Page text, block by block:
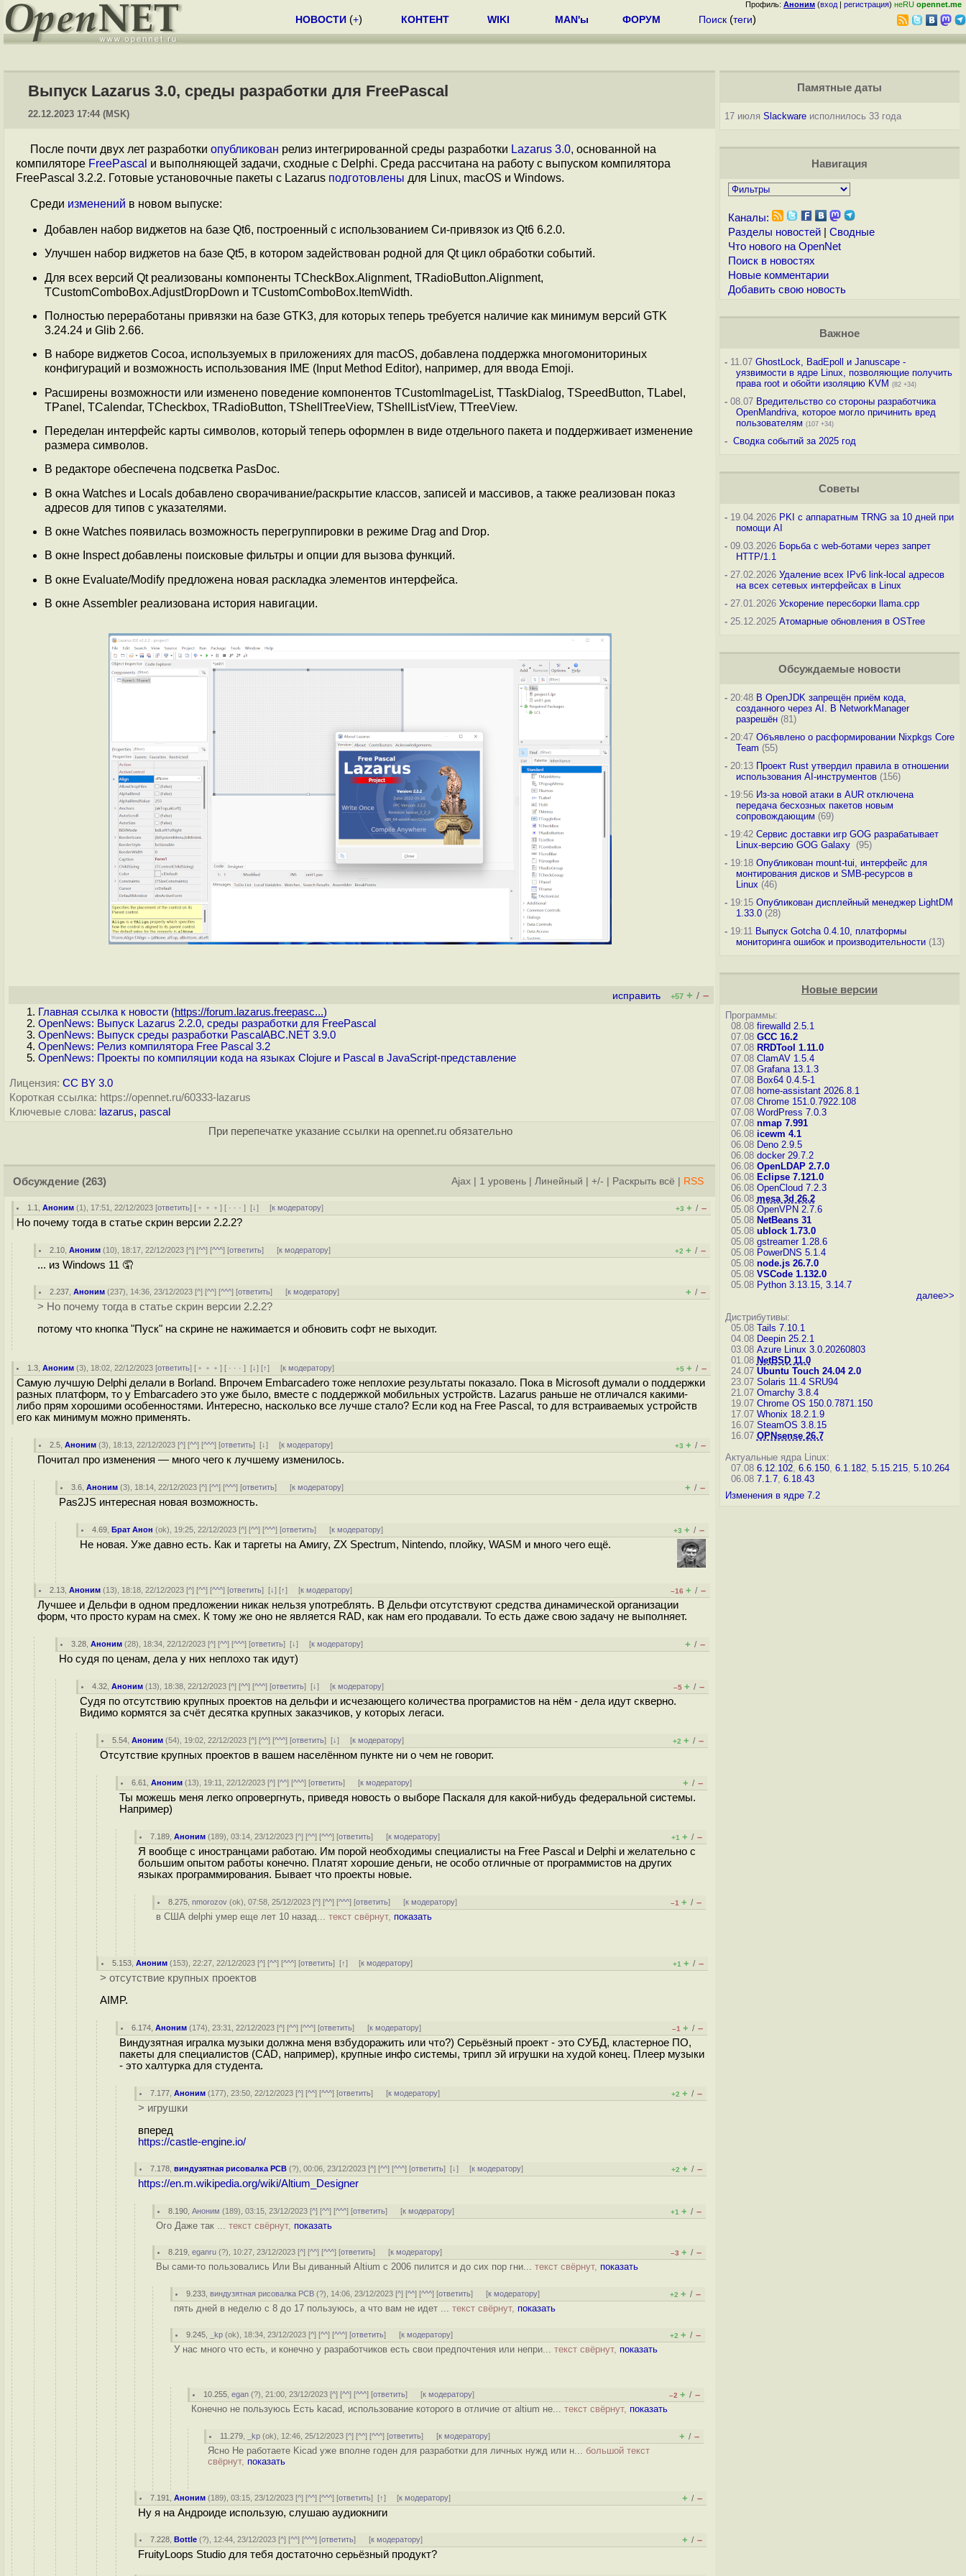
Профиль: Аноним (вход | регистрация) неRU opennet.me
НОВОСТИ (+) КОНТЕНТ WIKI MAN'ы ФОРУМ Поиск (теги)
Выпуск Lazarus 3.0, среды разработки для FreePascal
22.12.2023 17:44 (MSK)
После почти двух лет разработки опубликован релиз интегрированной среды разработки Lazarus 3.0, основанной на
компиляторе FreePascal и выполняющей задачи, сходные с Delphi. Среда рассчитана на работу с выпуском компилятора
FreePascal 3.2.2. Готовые установочные пакеты с Lazarus подготовлены для Linux, macOS и Windows.
Среди изменений в новом выпуске:
Добавлен набор виджетов на базе Qt6, построенный с использованием Си-привязок из Qt6 6.2.0.
Улучшен набор виджетов на базе Qt5, в котором задействован родной для Qt цикл обработки событий.
Для всех версий Qt реализованы компоненты TCheckBox.Alignment, TRadioButton.Alignment,
TCustomComboBox.AdjustDropDown и TCustomComboBox.ItemWidth.
Полностью переработаны привязки на базе GTK3, для которых теперь требуется наличие как минимум версий GTK
3.24.24 и Glib 2.66.
В наборе виджетов Cocoa, используемых в приложениях для macOS, добавлена поддержка многомониториных
конфигураций и возможность использования IME (Input Method Editor), например, для ввода Emoji.
Расширены возможности или изменено поведение компонентов TCustomImageList, TTaskDialog, TSpeedButton, TLabel,
TPanel, TCalendar, TCheckbox, TRadioButton, TShellTreeView, TShellListView, TTreeView.
Переделан интерфейс карты символов, который теперь оформлен в виде отдельного пакета и поддерживает изменение
размера символов.
В редакторе обеспечена подсветка PasDoc.
В окна Watches и Locals добавлено сворачивание/раскрытие классов, записей и массивов, а также реализован показ
адресов для типов с указателями.
В окне Watches появилась возможность перегруппировки в режиме Drag and Drop.
В окне Inspect добавлены поисковые фильтры и опции для вызова функций.
В окне Evaluate/Modify предложена новая раскладка элементов интерфейса.
В окне Assembler реализована история навигации.
исправить +57 + / –
Главная ссылка к новости (https://forum.lazarus.freepasc...)
OpenNews: Выпуск Lazarus 2.2.0, среды разработки для FreePascal
OpenNews: Выпуск среды разработки PascalABC.NET 3.9.0
OpenNews: Релиз компилятора Free Pascal 3.2
OpenNews: Проекты по компиляции кода на языках Clojure и Pascal в JavaScript-представление
Лицензия: CC BY 3.0
Короткая ссылка: https://opennet.ru/60333-lazarus
Ключевые слова: lazarus, pascal
При перепечатке указание ссылки на opennet.ru обязательно
Обсуждение (263) Ajax 1 уровень Линейный +/- Раскрыть всё RSS
1.1 ,Аноним (1), 17:51, 22/12/2023 [ответить] [ ﹢﹢﹢] [ · · ·][↓] [к модератору] +3 + / –
Но почему тогда в статье скрин версии 2.2.2?
2.10 ,Аноним (10), 18:17, 22/12/2023 [^] [^^] [^^^] [ответить] [к модератору] +2 + / –
... из Windows 11 🤦
2.237 ,Аноним (237), 14:36, 23/12/2023 [^] [^^] [^^^] [ответить] [к модератору] + / –
> Но почему тогда в статье скрин версии 2.2.2?
потому что кнопка "Пуск" на скрине не нажимается и обновить софт не выходит.
1.3 ,Аноним (3), 18:02, 22/12/2023 [ответить] [ ﹢﹢﹢] [ · · ·][↓] [↑] [к модератору] +5 + / –
Самую лучшую Delphi делали в Borland. Впрочем Embarcadero тоже неплохие результаты показало. Пока в Microsoft думали о поддержки
разных платформ, то у Embarcadero это уже было, вместе с поддержкой мобильных устройств. Lazarus раньше не отличался какими-
либо прям хорошими особенностями. Интересно, насколько все лучше стало? Если код на Free Pascal, то для встраиваемых устройств
его как минимум можно применять.
2.5 ,Аноним (3), 18:13, 22/12/2023 [^] [^^] [^^^] [ответить][↓] [к модератору] +3 + / –
Почитал про изменения — много чего к лучшему изменилось.
3.6 ,Аноним (3), 18:14, 22/12/2023 [^] [^^] [^^^] [ответить] [к модератору] + / –
Pas2JS интересная новая возможность.
4.69 ,Брат Анон (ok), 19:25, 22/12/2023 [^] [^^] [^^^] [ответить] [к модератору] +3 + / –
Не новая. Уже давно есть. Как и таргеты на Амигу, ZX Spectrum, Nintendo, плойку, WASM и много чего ещё.
2.13 ,Аноним (13), 18:18, 22/12/2023 [^] [^^] [^^^] [ответить][↓] [↑] [к модератору] –16 + / –
Лучшее и Дельфи в одном предложении никак нельзя употреблять. В Дельфи отсутствуют средства динамической организации
форм, что просто курам на смех. К тому же оно не является RAD, как нам его продавали. То есть даже свою задачу не выполняет.
3.28 ,Аноним (28), 18:34, 22/12/2023 [^] [^^] [^^^] [ответить][↓] [к модератору] + / –
Но судя по ценам, дела у них неплохо так идут)
4.32 ,Аноним (13), 18:38, 22/12/2023 [^] [^^] [^^^] [ответить][↓] [к модератору] –5 + / –
Судя по отсутствию крупных проектов на дельфи и исчезающего количества програмистов на нём - дела идут скверно.
Видимо кормятся за счёт десятка крупных заказчиков, у которых легаси.
5.54 ,Аноним (54), 19:02, 22/12/2023 [^] [^^] [^^^] [ответить][↓] [к модератору] +2 + / –
Отсутствие крупных проектов в вашем населённом пункте ни о чем не говорит.
6.61 ,Аноним (13), 19:11, 22/12/2023 [^] [^^] [^^^] [ответить] [к модератору] + / –
Ты можешь меня легко опровергнуть, приведя новость о выборе Паскаля для какой-нибудь федеральной системы.
Например)
7.189 ,Аноним (189), 03:14, 23/12/2023 [^] [^^] [^^^] [ответить] [к модератору] +1 + / –
Я вообще с иностранцами работаю. Им порой необходимы специалисты на Free Pascal и Delphi и желательно с
большим опытом работы конечно. Платят хорошие деньги, не особо отличные от программистов на других
языках программирования. Бывает что проекты новые.
8.275 ,nmorozov (ok), 07:58, 25/12/2023 [^] [^^] [^^^] [ответить] [к модератору] –1 + / –
в США delphi умер еще лет 10 назад... текст свёрнут, показать
5.153 ,Аноним (153), 22:27, 22/12/2023 [^] [^^] [^^^] [ответить][↑] [к модератору] +1 + / –
> отсутствие крупных проектов
AIMP.
6.174 ,Аноним (174), 23:31, 22/12/2023 [^] [^^] [^^^] [ответить] [к модератору] –1 + / –
Виндузятная игралка музыки должна меня взбудоражить или что?) Серьёзный проект - это СУБД, кластерное ПО,
пакеты для специалистов (CAD, например), крупные инфо системы, трипл эй игрушки на худой конец. Плеер музыки
- это халтурка для студента.
7.177 ,Аноним (177), 23:50, 22/12/2023 [^] [^^] [^^^] [ответить] [к модератору] +2 + / –
> игрушки
вперед
https://castle-engine.io/
7.178 ,виндузятная рисовалка PCB (?), 00:06, 23/12/2023 [^] [^^] [^^^] [ответить][↓] [к модератору] +2 + / –
https://en.m.wikipedia.org/wiki/Altium_Designer
8.190 ,Аноним (189), 03:15, 23/12/2023 [^] [^^] [^^^] [ответить] [к модератору] +1 + / –
Ого Даже так ... текст свёрнут, показать
8.219 ,eganru (?), 10:27, 23/12/2023 [^] [^^] [^^^] [ответить] [к модератору] –3 + / –
Вы сами-то пользовались Или Вы диванный Altium с 2006 пилится и до сих пор гни... текст свёрнут, показать
9.233 ,виндузятная рисовалка PCB (?), 14:06, 23/12/2023 [^] [^^] [^^^] [ответить] [к модератору] +2 + / –
пять дней в неделю с 8 до 17 пользуюсь, а что вам не идет ... текст свёрнут, показать
9.245 _kp (ok), 18:34, 23/12/2023 [^] [^^] [^^^] [ответить] [к модератору] +2 + / –
У нас много что есть, и конечно у разработчиков есть свои предпочтения или непри... текст свёрнут, показать
10.255 ,egan (?), 21:00, 23/12/2023 [^] [^^] [^^^] [ответить] [к модератору] –2 + / –
Конечно не пользуюсь Есть kacad, использование которого в отличие от altium не... текст свёрнут, показать
11.279 _kp (ok), 12:46, 25/12/2023 [^] [^^] [^^^] [ответить] [к модератору] + / –
Ясно Не работаете Kicad уже вполне годен для разработки для личных нужд или н... большой текст
свёрнут, показать
7.191 ,Аноним (189), 03:15, 23/12/2023 [^] [^^] [^^^] [ответить][↑] [к модератору] + / –
Ну я на Андроиде использую, слушаю аудиокниги
7.228 ,Bottle (?), 12:44, 23/12/2023 [^] [^^] [^^^] [ответить] [к модератору] + / –
FruityLoops Studio для тебя достаточно серьёзный продукт?
Памятные даты
17 июля Slackwareисполнилось 33 года
Навигация
Каналы:
Разделы новостей| Сводные
Что нового на OpenNet
Поиск в новостях
Новые комментарии
Добавить свою новость
Важное
-11.07 GhostLock, BadEpoll и Januscape -
уязвимости в ядре Linux, позволяющие получить
права root и обойти изоляцию KVM (82 +34)
-08.07 Вредительство со стороны разработчика
OpenMandriva, которое могло причинить вред
пользователям (107 +34)
- Сводка событий за 2025 год
Советы
-19.04.2026 PKI с аппаратным TRNG за 10 дней при
помощи AI
-09.03.2026 Борьба с web-ботами через запрет
HTTP/1.1
-27.02.2026 Удаление всех IPv6 link-local адресов
на всех сетевых интерфейсах в Linux
-27.01.2026 Ускорение пересборки llama.cpp
-25.12.2025 Атомарные обновления в OSTree
Обсуждаемые новости
-20:48 В OpenJDK запрещён приём кода,
созданного через AI. В NetworkManager
разрешён(81)
-20:47 Объявлено о расформировании Nixpkgs Core
Team (55)
-20:13 Проект Rust утвердил правила в отношении
использования AI-инструментов(156)
-19:56 Из-за новой атаки в AUR отключена
передача бесхозных пакетов новым
сопровождающим (69)
-19:42 Сервис доставки игр GOG разрабатывает
Linux-версию GOG Galaxy (95)
-19:18 Опубликован mount-tui, интерфейс для
монтирования дисков и SMB-ресурсов в
Linux (46)
-19:15 Опубликован дисплейный менеджер LightDM
1.33.0(28)
-19:11 Выпуск Gotcha 0.4.10, платформы
мониторинга ошибок и производительности(13)
Новые версии
Программы:
08.08 firewalld 2.5.1
07.08 GCC 16.2
07.08 RRDTool 1.11.0
07.08 ClamAV 1.5.4
07.08 Grafana 13.1.3
07.08 Box64 0.4.5-1
07.08 home-assistant 2026.8.1
07.08 Chrome 151.0.7922.108
07.08 WordPress 7.0.3
07.08 nmap 7.991
06.08 icewm 4.1
06.08 Deno 2.9.5
06.08 docker 29.7.2
06.08 OpenLDAP 2.7.0
06.08 Eclipse 7.121.0
06.08 OpenCloud 7.2.3
06.08 mesa 3d 26.2
05.08 OpenVPN 2.7.6
05.08 NetBeans 31
05.08 ublock 1.73.0
05.08 gstreamer 1.28.6
05.08 PowerDNS 5.1.4
05.08 node.js 26.7.0
05.08 VSCode 1.132.0
05.08 Python 3.13.15, 3.14.7
далее>>
Дистрибутивы:
05.08 Tails 7.10.1
04.08 Deepin 25.2.1
03.08 Azure Linux 3.0.20260803
01.08 NetBSD 11.0
24.07 Ubuntu Touch 24.04 2.0
23.07 Solaris 11.4 SRU94
21.07 Omarchy 3.8.4
19.07 Chrome OS 150.0.7871.150
17.07 Whonix 18.2.1.9
16.07 SteamOS 3.8.15
16.07 OPNsense 26.7
Актуальные ядра Linux:
07.08 6.12.102, 6.6.150, 6.1.182, 5.15.215, 5.10.264
06.08 7.1.7, 6.18.43
Изменения в ядре 7.2